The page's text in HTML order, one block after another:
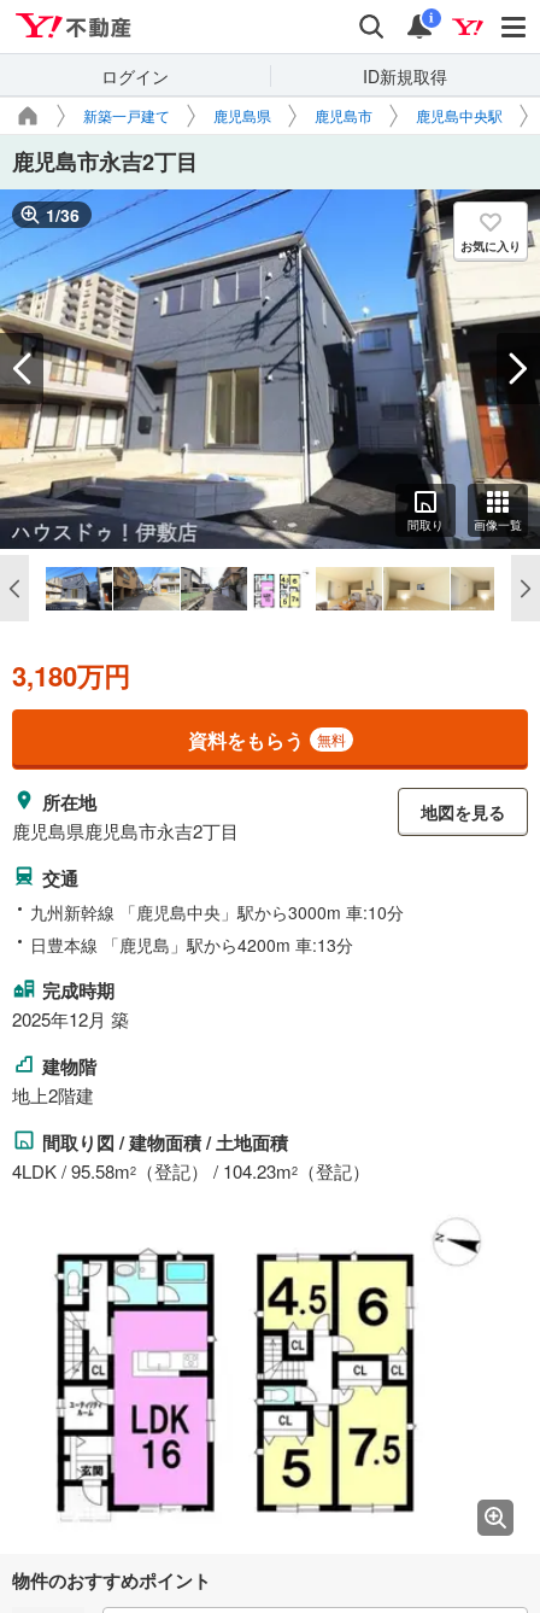
検索 通知
i
ログイン ID新規取得
新築一戸建て 鹿児島県 鹿児島市 鹿児島中央駅
鹿児島市永吉2丁目
1/36
お気に入り
間取り 画像一覧
3,180万円
資料をもらう 無料
所在地
鹿児島県鹿児島市永吉2丁目
地図を見る
交通
九州新幹線 「鹿児島中央」駅から3000m 車:10分
日豊本線 「鹿児島」駅から4200m 車:13分
完成時期
2025年12月 築
建物階
地上2階建
間取り図 / 建物面積 / 土地面積
4LDK / 95.58m2 （登記） / 104.23m2 （登記）
物件のおすすめポイント